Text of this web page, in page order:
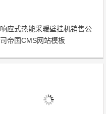
响应式热能采暖壁挂机销售公
司帝国CMS网站模板